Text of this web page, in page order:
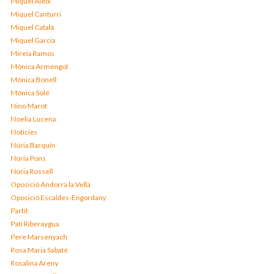
Miquel Canturri
Miquel Català
Miquel Garcia
Mireia Ramos
Mònica Armengol
Mònica Bonell
Mònica Solé
Nino Marot
Noelia Lucena
Notícies
Núria Barquín
Núria Pons
Núria Rossell
Oposició Andorra la Vella
Oposició Escaldes-Engordany
Partit
Pati Riberaygua
Pere Marsenyach
Rosa Maria Sabaté
Rosalina Areny